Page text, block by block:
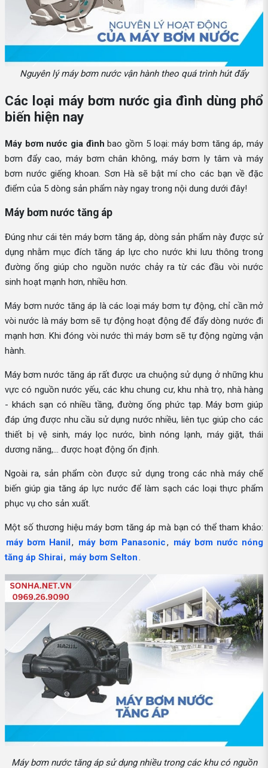
Nguyên lý máy bơm nước vận hành theo quá trình hút đẩy
Các loại máy bơm nước gia đình dùng phổ
biến hiện nay
Máy bơm nước gia đình bao gồm 5 loại: máy bơm tăng áp, máy
bơm đẩy cao, máy bơm chân không, máy bơm ly tâm và máy
bơm nước giếng khoan. Sơn Hà sẽ bật mí cho các bạn về đặc
điểm của 5 dòng sản phẩm này ngay trong nội dung dưới đây!
Máy bơm nước tăng áp
Đúng như cái tên máy bơm tăng áp, dòng sản phẩm này được sử
dụng nhằm mục đích tăng áp lực cho nước khi lưu thông trong
đường ống giúp cho nguồn nước chảy ra từ các đầu vòi nước
sinh hoạt mạnh hơn, nhiều hơn.
Máy bơm nước tăng áp là các loại máy bơm tự động, chỉ cần mở
vòi nước là máy bơm sẽ tự động hoạt động để đẩy dòng nước đi
mạnh hơn. Khi đóng vòi nước thì máy bơm sẽ tự động ngừng vận
hành.
Máy bơm nước tăng áp rất được ưa chuộng sử dụng ở những khu
vực có nguồn nước yếu, các khu chung cư, khu nhà trọ, nhà hàng
- khách sạn có nhiều tầng, đường ống phức tạp. Máy bơm giúp
đáp ứng được nhu cầu sử dụng nước nhiều, liên tục giúp cho các
thiết bị vệ sinh, máy lọc nước, bình nóng lạnh, máy giặt, thái
dương năng,... được hoạt động ổn định.
Ngoài ra, sản phẩm còn được sử dụng trong các nhà máy chế
biến giúp gia tăng áp lực nước để làm sạch các loại thực phẩm
phục vụ cho sản xuất.
Một số thương hiệu máy bơm tăng áp mà bạn có thể tham khảo:
máy bơm Hanil, máy bơm Panasonic, máy bơm nước nóng
tăng áp Shirai, máy bơm Selton.
Máy bơm nước tăng áp sử dụng nhiều trong các khu có nguồn